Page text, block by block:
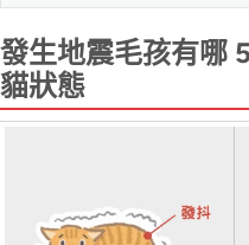
發生地震毛孩有哪
貓狀態